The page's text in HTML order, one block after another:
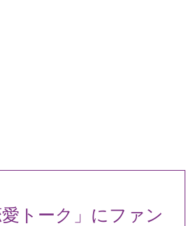
トーク」にファン